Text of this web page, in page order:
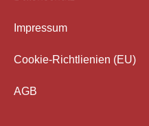
Impressum
Cookie-Richtlienien (EU)
AGB